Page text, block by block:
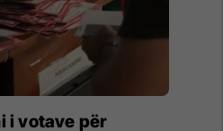
i votave për